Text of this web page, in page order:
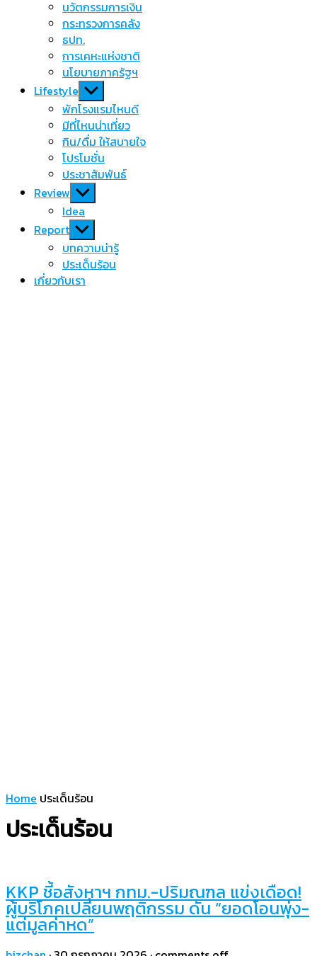
นวัตกรรมการเงิน
กระทรวงการคลัง
ธปท.
การเคหะแห่งชาติ
นโยบายภาครัฐฯ
Lifestyle Show
sub
menu
พักโรงแรมไหนดี
มีที่ไหนน่าเที่ยว
กิน/ดื่ม ให้สบายใจ
โปรโมชั่น
ประชาสัมพันธ์
Review Show
sub
menu
Idea
Report Show
sub
menu
บทความน่ารู้
ประเด็นร้อน
เกี่ยวกับเรา
Home ประเด็นร้อน
ประเด็นร้อน
KKP ชี้อสังหาฯ กทม.-ปริมณฑล แข่งเดือด!
ผู้บริโภคเปลี่ยนพฤติกรรม ดัน “ยอดโอนพุ่ง-
แต่มูลค่าหด”